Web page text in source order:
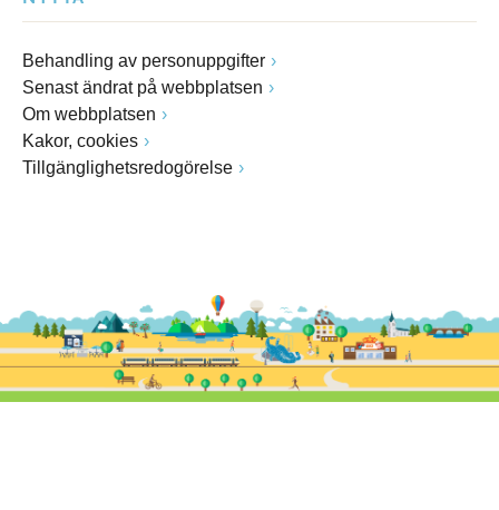
Behandling av personuppgifter
Senast ändrat på webbplatsen
Om webbplatsen
Kakor, cookies
Tillgänglighetsredogörelse